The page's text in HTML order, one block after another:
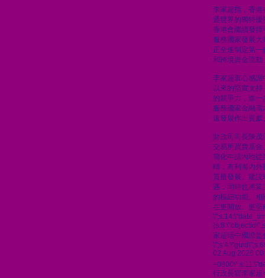
李家超指，香港
通世界的獨特優
香港會繼續發揮
服務國家發展
正全速制定第
和跨境資金流動
李家超衷心感謝
以來的堅實支
的競爭力，進
服務國家金融
遠發展作出貢獻
財政司司長陳
交易所買賣基金
簡化申請內地
疇，有利海內外
質量發展、建
遇，同時也將
的樞紐功能。
在更開放、更堅
家超晤中國證監
02 Aug 2026
行政長官李家超